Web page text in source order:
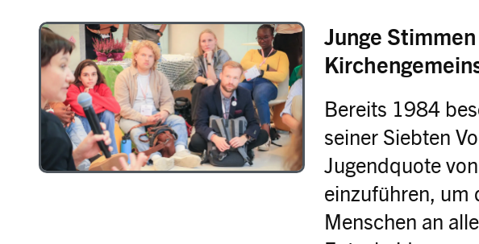
Image
Junge
Bereits 1984
seiner Siebten
Jugendquote
einzuführen, um
Menschen an